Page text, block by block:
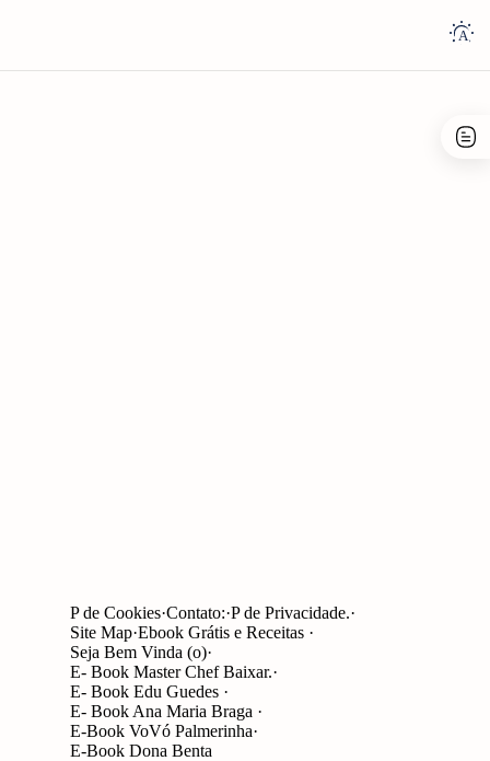
P de Cookies Contato: P de Privacidade.
Site Map Ebook Grátis e Receitas
Seja Bem Vinda (o)
E- Book Master Chef Baixar.
E- Book Edu Guedes
E- Book Ana Maria Braga
E-Book VoVó Palmerinha
E-Book Dona Benta